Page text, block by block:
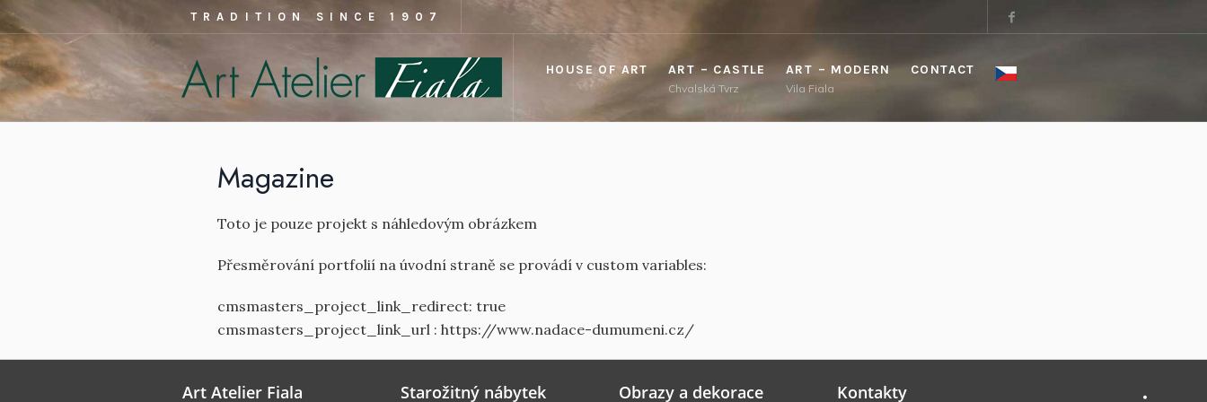
TRADITION SINCE 1907
HOUSE OF ART ART – CASTLE
Chvalská Tvrz
ART – MODERN
Vila Fiala
CONTACT
Magazine
Toto je pouze projekt s náhledovým obrázkem
Přesměrování portfolií na úvodní straně se provádí v custom variables:
cmsmasters_project_link_redirect: true
cmsmasters_project_link_url : https://www.nadace-dumumeni.cz/
Art Atelier Fiala Starožitný nábytek Obrazy a dekorace Kontakty